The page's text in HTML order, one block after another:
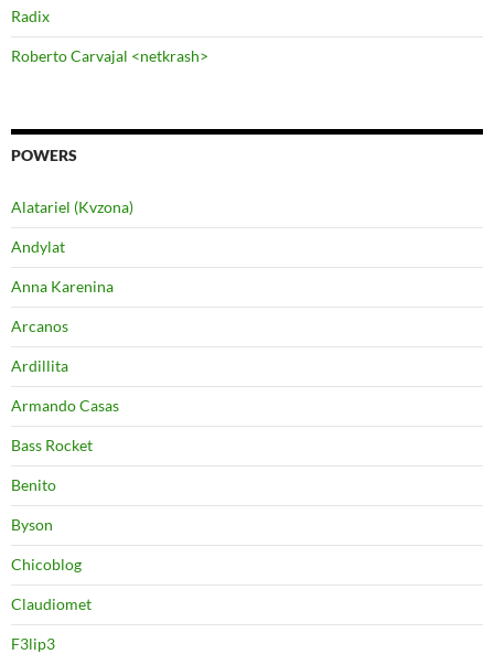
Radix
Roberto Carvajal <netkrash>
POWERS
Alatariel (Kvzona)
Andylat
Anna Karenina
Arcanos
Ardillita
Armando Casas
Bass Rocket
Benito
Byson
Chicoblog
Claudiomet
F3lip3